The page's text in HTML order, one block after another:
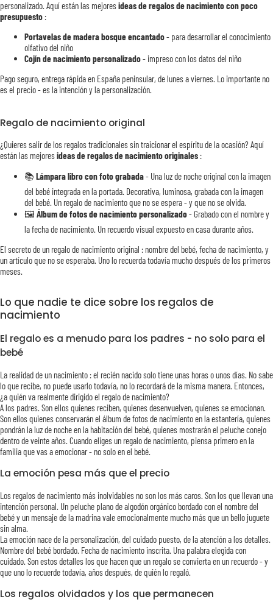
personalizado. Aquí están las mejoresideas de regalos de nacimiento con poco
presupuesto :
Portavelas de madera bosque encantado- para desarrollar el conocimiento
olfativo del niño
Cojín de nacimiento personalizado- impreso con los datos del niño
Pago seguro, entrega rápida en España peninsular, de lunes a viernes. Lo importante no
es el precio - es la intención y la personalización.
Regalo de nacimiento original
¿Quieres salir de los regalos tradicionales sin traicionar el espíritu de la ocasión? Aquí
están las mejoresideas de regalos de nacimiento originales :
📚Lámpara libro con foto grabada- Una luz de noche original con la imagen
del bebé integrada en la portada. Decorativa, luminosa, grabada con la imagen
del bebé. Un regalo de nacimiento que no se espera - y que no se olvida.
🖼️ Álbum de fotos de nacimiento personalizado- Grabado con el nombre y
la fecha de nacimiento. Un recuerdo visual expuesto en casa durante años.
El secreto de un regalo de nacimiento original : nombre del bebé, fecha de nacimiento, y
un artículo que no se esperaba. Uno lo recuerda todavía mucho después de los primeros
meses.
Lo que nadie te dice sobre los regalos de
nacimiento
El regalo es a menudo para los padres - no solo para el
bebé
La realidad de un nacimiento : el recién nacido solo tiene unas horas o unos días. No sabe
lo que recibe, no puede usarlo todavía, no lo recordará de la misma manera. Entonces,
¿a quién va realmente dirigido el regalo de nacimiento?
A los padres. Son ellos quienes reciben, quienes desenvuelven, quienes se emocionan.
Son ellos quienes conservarán el álbum de fotos de nacimiento en la estantería, quienes
pondrán la luz de noche en la habitación del bebé, quienes mostrarán el peluche conejo
dentro de veinte años. Cuando eliges un regalo de nacimiento, piensa primero en la
familia que vas a emocionar - no solo en el bebé.
La emoción pesa más que el precio
Los regalos de nacimiento más inolvidables no son los más caros. Son los que llevan una
intención personal. Un peluche plano de algodón orgánico bordado con el nombre del
bebé y un mensaje de la madrina vale emocionalmente mucho más que un bello juguete
sin alma.
La emoción nace de la personalización, del cuidado puesto, de la atención a los detalles.
Nombre del bebé bordado. Fecha de nacimiento inscrita. Una palabra elegida con
cuidado. Son estos detalles los que hacen que un regalo se convierta en un recuerdo - y
que uno lo recuerde todavía, años después, de quién lo regaló.
Los regalos olvidados y los que permanecen